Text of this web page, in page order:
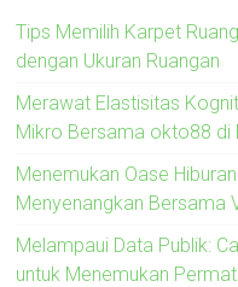
Tips Memilih Karpet
dengan Ukuran Ruangan
Merawat Elastisitas
Mikro Bersama okto88 di
Menemukan Oase
Menyenangkan Bersama
Melampaui Data Publik:
untuk Menemukan